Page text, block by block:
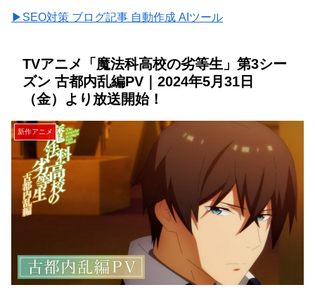
▶SEO対策 ブログ記事 自動作成 AIツール
TVアニメ「魔法科高校の劣等生」第3シー
ズン 古都内乱編PV｜2024年5月31日
（金）より放送開始！
新作アニメ